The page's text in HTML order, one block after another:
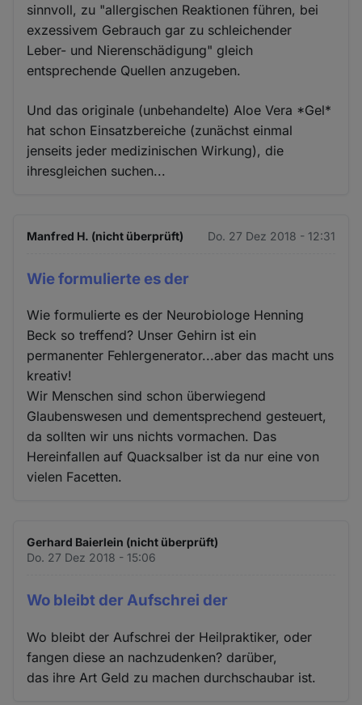
sinnvoll, zu "allergischen Reaktionen führen, bei
exzessivem Gebrauch gar zu schleichender
Leber- und Nierenschädigung" gleich
entsprechende Quellen anzugeben.
Und das originale (unbehandelte) Aloe Vera *Gel*
hat schon Einsatzbereiche (zunächst einmal
jenseits jeder medizinischen Wirkung), die
ihresgleichen suchen...
Manfred H. (nicht überprüft) Do. 27 Dez 2018 - 12:31
Wie formulierte es der
Wie formulierte es der Neurobiologe Henning
Beck so treffend? Unser Gehirn ist ein
permanenter Fehlergenerator...aber das macht uns
kreativ!
Wir Menschen sind schon überwiegend
Glaubenswesen und dementsprechend gesteuert,
da sollten wir uns nichts vormachen. Das
Hereinfallen auf Quacksalber ist da nur eine von
vielen Facetten.
Gerhard Baierlein (nicht überprüft)
Do. 27 Dez 2018 - 15:06
Wo bleibt der Aufschrei der
Wo bleibt der Aufschrei der Heilpraktiker, oder
fangen diese an nachzudenken? darüber,
das ihre Art Geld zu machen durchschaubar ist.